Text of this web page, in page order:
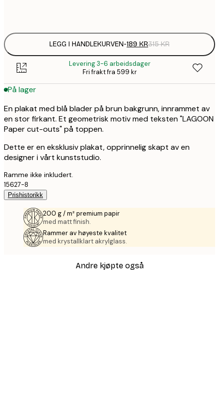
LEGG I HANDLEKURVEN-189 KR315 KR
Levering 3-6 arbeidsdager
Fri frakt fra 599 kr
På lager
En plakat med blå blader på brun bakgrunn, innrammet av
en stor firkant. Et geometrisk motiv med teksten "LAGOON
Paper cut-outs" på toppen.
Dette er en eksklusiv plakat, opprinnelig skapt av en
designer i vårt kunststudio.
Ramme ikke inkludert.
15627-8
Prishistorikk
200 g / m² premium papir
med matt finish.
Rammer av høyeste kvalitet
med krystallklart akrylglass.
Andre kjøpte også